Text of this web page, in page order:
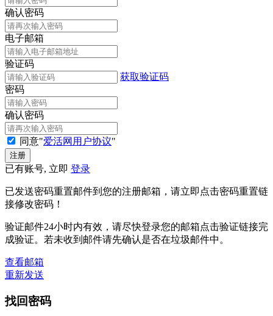
确认密码
电子邮箱
验证码
获取验证码
密码
确认密码
同意"爱活网用户协议"
已有账号, 立即 登录
已发送密码重置邮件到您的注册邮箱，请立即点击密码重置链
接修改密码！
验证邮件24小时内有效，请尽快登录您的邮箱点击验证链接完
成验证。若未收到邮件请先确认是否在垃圾邮件中。
查看邮箱
重新发送
找回密码